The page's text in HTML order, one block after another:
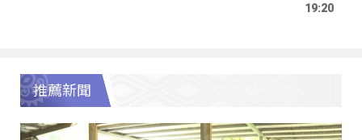
19:20
推薦新聞